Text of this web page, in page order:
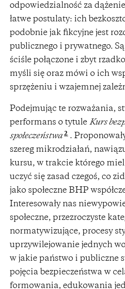
odpowiedzialność za
łatwe postulaty: ich
podobnie jak fikcyjne jest
publicznego i prywatnego.
ściśle połączone i zbyt
myśli się oraz mówi o ich
sprzężeniu i wzajemnej
Podejmując te rozważania,
performans o tytule Kurs
społeczeństwa 2 .
szereg mikrodziałań,
kursu, w trakcie którego
uczyć się zasad czegoś, co
jako społeczne BHP
Interesowały nas
społeczne, przezroczyste
normatywizujące, procesy
uprzywilejowanie jednych
w jakie państwo i publiczne
pojęcia bezpieczeństwa w
formowania, edukowania